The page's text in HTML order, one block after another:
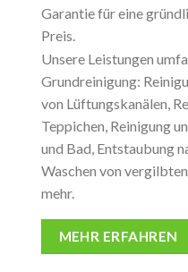
Garantie für eine
Preis.
Unsere Leistungen
Grundreinigung:
von Lüftungskanälen,
Teppichen, Reinigung
und Bad, Entstaubung
Waschen von
mehr.
MEHR ERFAHREN